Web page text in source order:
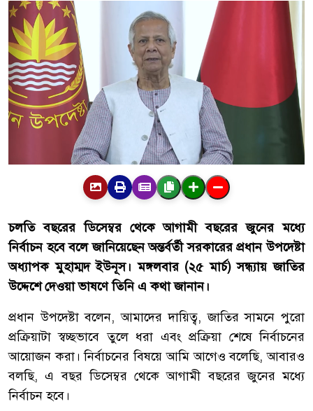
চলতি বছরের ডিসেম্বর থেকে আগামী বছরের জুনের মধ্যে
নির্বাচন হবে বলে জানিয়েছেন অন্তর্বর্তী সরকারের প্রধান উপদেষ্টা
অধ্যাপক মুহাম্মদ ইউনূস। মঙ্গলবার (২৫ মার্চ) সন্ধ্যায় জাতির
উদ্দেশে দেওয়া ভাষণে তিনি এ কথা জানান।
প্রধান উপদেষ্টা বলেন, আমাদের দায়িত্ব, জাতির সামনে পুরো
প্রক্রিয়াটা স্বচ্ছভাবে তুলে ধরা এবং প্রক্রিয়া শেষে নির্বাচনের
আয়োজন করা। নির্বাচনের বিষয়ে আমি আগেও বলেছি, আবারও
বলছি, এ বছর ডিসেম্বর থেকে আগামী বছরের জুনের মধ্যে
নির্বাচন হবে।